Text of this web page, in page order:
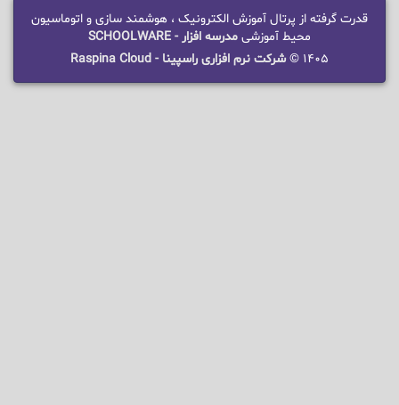
قدرت گرفته از پرتال آموزش الکترونیک ، هوشمند سازی و اتوماسیون
محیط آموزشی مدرسه افزار - SCHOOLWARE
1405 ©
شرکت نرم افزاری راسپینا - Raspina Cloud